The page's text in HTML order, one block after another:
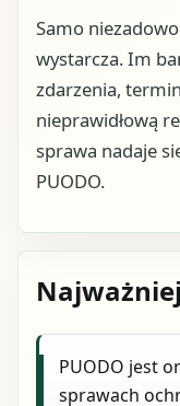
Samo
wystarcza. Im
zdarzenia,
nieprawidłową
sprawa nadaje
PUODO.
PUODO jest
sprawach